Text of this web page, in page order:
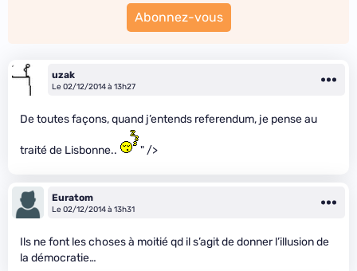
Abonnez-vous
uzak
Le 02/12/2014 à 13h27
De toutes façons, quand j’entends referendum, je pense au
traité de Lisbonne.. " />
Euratom
Le 02/12/2014 à 13h31
Ils ne font les choses à moitié qd il s’agit de donner l’illusion de
la démocratie…